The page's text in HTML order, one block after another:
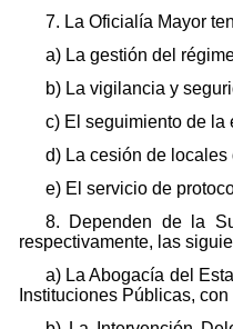
7. La Oficialía Mayor
a) La gestión del
b) La vigilancia y
c) El seguimiento de la
d) La cesión de locales
e) El servicio de
8. Dependen de la
respectivamente, las
a) La Abogacía del
Instituciones Públicas,